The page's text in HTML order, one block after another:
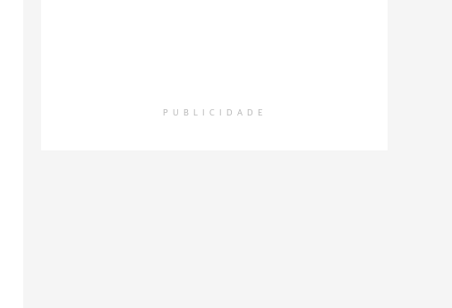
PUBLICIDADE